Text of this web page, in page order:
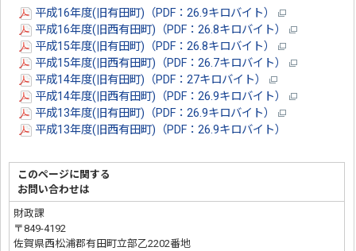
平成16年度(旧有田町)（PDF：26.9キロバイト）
平成16年度(旧西有田町)（PDF：26.8キロバイト）
平成15年度(旧有田町)（PDF：26.8キロバイト）
平成15年度(旧西有田町)（PDF：26.7キロバイト）
平成14年度(旧有田町)（PDF：27キロバイト）
平成14年度(旧西有田町)（PDF：26.9キロバイト）
平成13年度(旧有田町)（PDF：26.9キロバイト）
平成13年度(旧西有田町)（PDF：26.9キロバイト）
このページに関する
お問い合わせは
財政課
〒849-4192
佐賀県西松浦郡有田町立部乙2202番地